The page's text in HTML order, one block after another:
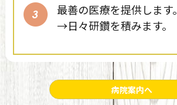
最善の医療を提供します。
→日々研鑽を積みます。
病院案内へ